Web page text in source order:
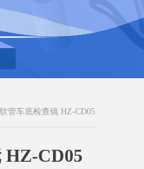
HZ-CD05
管车底检查镜 HZ-CD05